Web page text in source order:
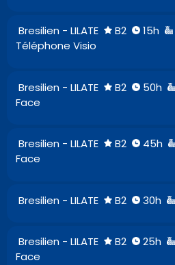
Bresilien - LILATE B2 15h
Téléphone Visio
Bresilien - LILATE B2 50h
Face
Bresilien - LILATE B2 45h
Face
Bresilien - LILATE B2 30h
Bresilien - LILATE B2 25h
Face